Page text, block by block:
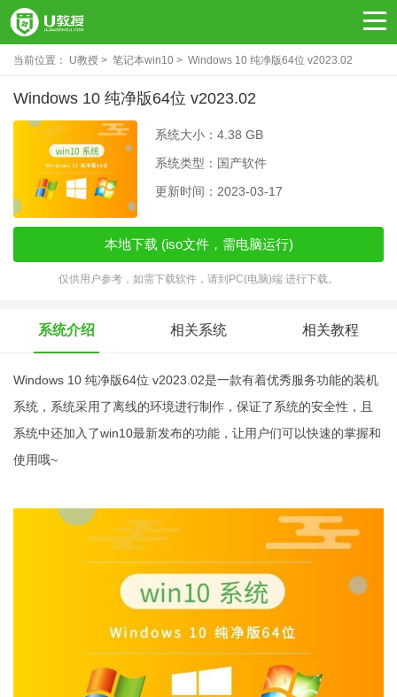
当前位置： U教授 笔记本win10 Windows 10 纯净版64位 v2023.02
Windows 10 纯净版64位 v2023.02
系统大小：4.38 GB
系统类型：国产软件
更新时间：2023-03-17
本地下载 (iso文件，需电脑运行)
仅供用户参考，如需下载软件，请到PC(电脑)端 进行下载。
系统介绍 相关系统 相关教程
Windows 10 纯净版64位 v2023.02是一款有着优秀服务功能的装机
系统，系统采用了离线的环境进行制作，保证了系统的安全性，且
系统中还加入了win10最新发布的功能，让用户们可以快速的掌握和
使用哦~